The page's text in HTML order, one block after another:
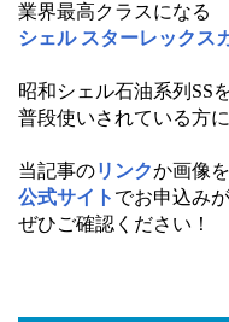
業界最高クラスになる
シェル スターレックス
昭和シェル石油系列SS
普段使いされている方
当記事のリンクか画像
公式サイト でお申込み
ぜひご確認ください！